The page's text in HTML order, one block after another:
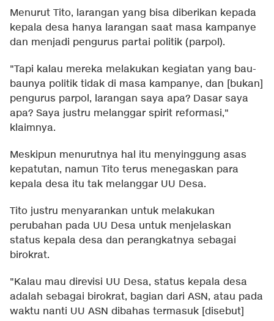
Menurut Tito, larangan yang bisa diberikan kepada
kepala desa hanya larangan saat masa kampanye
dan menjadi pengurus partai politik (parpol).
"Tapi kalau mereka melakukan kegiatan yang bau-
baunya politik tidak di masa kampanye, dan [bukan]
pengurus parpol, larangan saya apa? Dasar saya
apa? Saya justru melanggar spirit reformasi,"
klaimnya.
Meskipun menurutnya hal itu menyinggung asas
kepatutan, namun Tito terus menegaskan para
kepala desa itu tak melanggar UU Desa.
Tito justru menyarankan untuk melakukan
perubahan pada UU Desa untuk menjelaskan
status kepala desa dan perangkatnya sebagai
birokrat.
"Kalau mau direvisi UU Desa, status kepala desa
adalah sebagai birokrat, bagian dari ASN, atau pada
waktu nanti UU ASN dibahas termasuk [disebut]